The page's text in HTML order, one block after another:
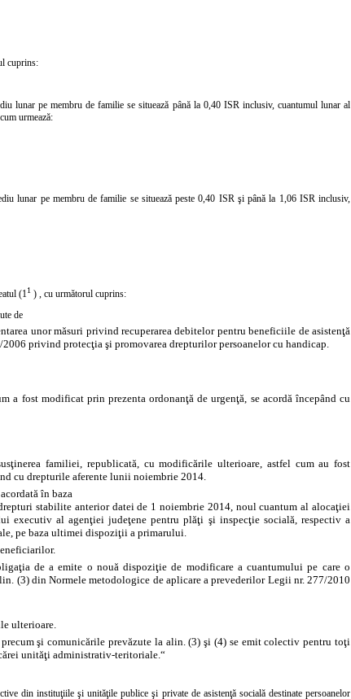
cuprins:
lunar pe membru de familie se situează până la 0,40 ISR inclusiv, cuantumul lunar al
urmează:
lunar pe membru de familie se situează peste 0,40 ISR şi până la 1,06 ISR inclusiv,
(1 1 ) , cu următorul cuprins:
de
unor măsuri privind recuperarea debitelor pentru beneficiile de asistenţă
privind protecţia şi promovarea drepturilor persoanelor cu handicap.
a fost modificat prin prezenta ordonanţă de urgenţă, se acordă începând cu
familiei, republicată, cu modificările ulterioare, astfel cum au fost
cu drepturile aferente lunii noiembrie 2014.
în baza
stabilite anterior datei de 1 noiembrie 2014, noul cuantum al alocaţiei
executiv al agenţiei judeţene pentru plăţi şi inspecţie socială, respectiv a
pe baza ultimei dispoziţii a primarului.
de a emite o nouă dispoziţie de modificare a cuantumului pe care o
(3) din Normele metodologice de aplicare a prevederilor Legii nr. 277/2010
ulterioare.
şi comunicările prevăzute la alin. (3) şi (4) se emit colectiv pentru toţi
unităţi administrativ-teritoriale.“
din instituţiile şi unităţile publice şi private de asistenţă socială destinate persoanelor